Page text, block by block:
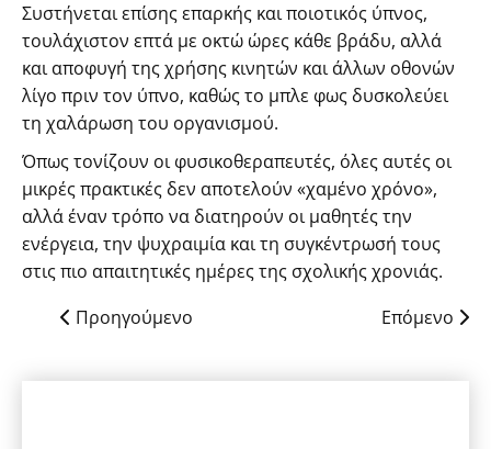
Συστήνεται επίσης επαρκής και ποιοτικός ύπνος,
τουλάχιστον επτά με οκτώ ώρες κάθε βράδυ, αλλά
και αποφυγή της χρήσης κινητών και άλλων οθονών
λίγο πριν τον ύπνο, καθώς το μπλε φως δυσκολεύει
τη χαλάρωση του οργανισμού.
Όπως τονίζουν οι φυσικοθεραπευτές, όλες αυτές οι
μικρές πρακτικές δεν αποτελούν «χαμένο χρόνο»,
αλλά έναν τρόπο να διατηρούν οι μαθητές την
ενέργεια, την ψυχραιμία και τη συγκέντρωσή τους
στις πιο απαιτητικές ημέρες της σχολικής χρονιάς.
Προηγούμενο
Επόμενο